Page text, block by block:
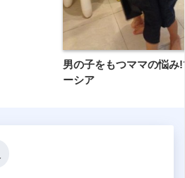
男の子をもつママの悩み
ーシア